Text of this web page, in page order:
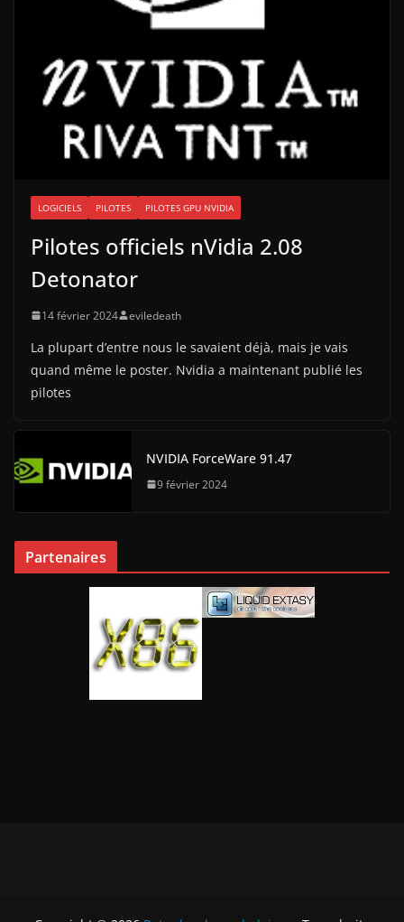
LOGICIELS PILOTES PILOTES GPU NVIDIA
Pilotes officiels nVidia 2.08
Detonator
14 février 2024 eviledeath
La plupart d’entre nous le savaient déjà, mais je vais
quand même le poster. Nvidia a maintenant publié les
pilotes
NVIDIA ForceWare 91.47
9 février 2024
Partenaires